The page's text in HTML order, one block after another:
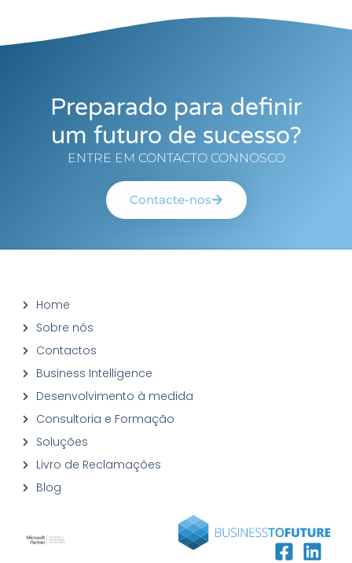
Preparado para definir
um futuro de sucesso?
ENTRE EM CONTACTO CONNOSCO
Contacte-nos
Home
Sobre nós
Contactos
Business Intelligence
Desenvolvimento à medida
Consultoria e Formação
Soluções
Livro de Reclamações
Blog